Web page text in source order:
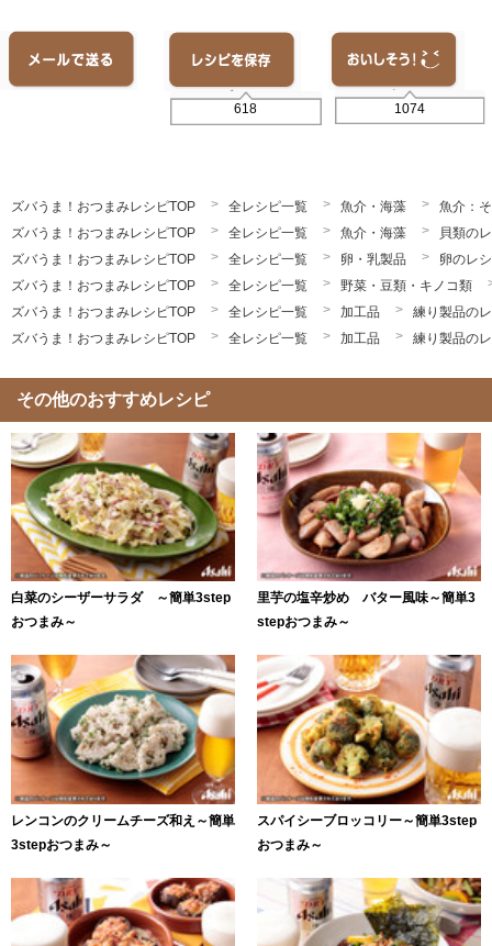
618 1074
ズバうま！おつまみレシピTOP 全レシピ一覧 魚介・海藻
魚介：
ズバうま！おつまみレシピTOP
全レシピ一覧 魚介・海藻
貝類の
ズバうま！おつまみレシピTOP
全レシピ一覧 卵・乳製品
卵のレ
ズバうま！おつまみレシピTOP
全レシピ一覧
野菜・豆類・キノコ類
ズバうま！おつまみレシピTOP
全レシピ一覧 加工品
練り製品の
ズバうま！おつまみレシピTOP
全レシピ一覧 加工品 練り製品の
その他のおすすめレシピ
白菜のシーザーサラダ ～簡単3step
おつまみ～
里芋の塩辛炒め バター風味～簡単3
stepおつまみ～
レンコンのクリームチーズ和え～簡単
3stepおつまみ～
スパイシーブロッコリー～簡単3step
おつまみ～